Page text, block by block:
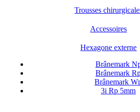
Trousses
Accessoires
Hexagone externe
Brânemark
Brânemark
Brânemark
3i Rp 5mm